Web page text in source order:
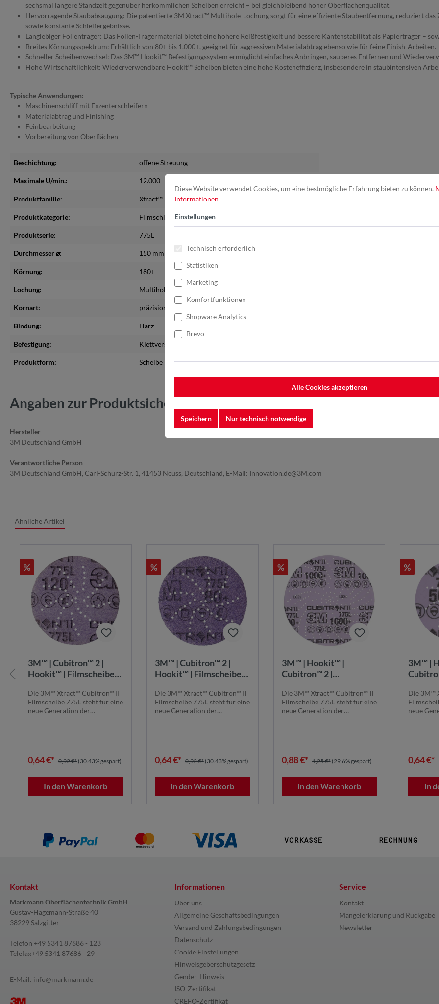
sechsmal längere Standzeit gegenüber herkömmlichen Scheiben erreicht – bei gleichbleibend hoher Oberflächenqualität.
Hervorragende Staubabsaugung: Die patentierte 3M Xtract™ Multihole-Lochung sorgt für eine effiziente Staubentfernung, reduziert
sowie konstante Schleifergebnisse.
Langlebiger Folienträger: Das Folien-Trägermaterial bietet eine höhere Reißfestigkeit und bessere Kantenstabilität als Papierträger –
Breites Körnungsspektrum: Erhältlich von 80+ bis 1.000+, geeignet für aggressiven Materialabtrag ebenso wie für feine Finish-Arbeiten.
Schneller Scheibenwechsel: Das 3M™ Hookit™ Befestigungssystem ermöglicht einfaches Anbringen, sauberes Entfernen und
Hohe Wirtschaftlichkeit: Wiederverwendbare Hookit™ Scheiben bieten eine hohe Kosteneffizienz, insbesondere in staubintensiven
Typische Anwendungen:
Maschinenschliff mit Exzenterschleifern
Materialabtrag und Finishing
Feinbearbeitung
Vorbereitung von Oberflächen
Beschichtung: offene Streuung
Maximale U/min.: 12.000
Produktfamilie: Xtract™
Produktkategorie: Filmschleifscheiben
Produktserie: 775L
Durchmesser ⌀: 150 mm
Körnung: 180+
Lochung: Multihole
Kornart: präzisionsgeformte Keramik
Bindung: Harz
Befestigung: Klettverschluss
Produktform: Scheibe
Angaben zur Produktsicherheit
Hersteller
3M Deutschland GmbH
Verantwortliche Person
3M Deutschland GmbH, Carl-Schurz-Str. 1, 41453 Neuss, Deutschland, E-Mail: Innovation.de@3M.com
Ähnliche Artikel
%
3M™ | Cubitron™ 2 |
Hookit™ | Filmscheibe
multihole
Die 3M™ Xtract™ Cubitron™ II
Filmscheibe 775L steht für eine
neue Generation der
0,64 €* 0,92 €* (30.43% gespart)
In den Warenkorb
%
3M™ | Cubitron™ 2 |
Hookit™ | Filmscheibe
multihole
Die 3M™ Xtract™ Cubitron™ II
Filmscheibe 775L steht für eine
neue Generation der
0,64 €* 0,92 €* (30.43% gespart)
In den Warenkorb
%
3M™ | Hookit™ |
Cubitron™ 2 |
mm, 1000+, ungelocht
Die 3M™ Xtract™ Cubitron™ II
Filmscheibe 775L steht für eine
neue Generation der
0,88 €* 1,25 €* (29.6% gespart)
In den Warenkorb
%
3M™ |
mm,
Die 3M™
neue
0,64 €*
In
Kontakt
Markmann Oberflächentechnik GmbH
Gustav-Hagemann-Straße 40
38229 Salzgitter
Telefon +49 5341 87686 - 123
Telefax+49 5341 87686 - 29
E-Mail: info@markmann.de
Informationen
Über uns
Allgemeine Geschäftsbedingungen
Versand und Zahlungsbedingungen
Datenschutz
Cookie Einstellungen
Hinweisgeberschutzgesetz
Gender-Hinweis
ISO-Zertifikat
CREFO-Zertifikat
Service
Kontakt
Mängelerklärung und Rückgabe
Newsletter
Diese Website verwendet Cookies, um eine bestmögliche Erfahrung bieten zu können.
Informationen ...
Einstellungen
Technisch erforderlich
Statistiken
Marketing
Komfortfunktionen
Shopware Analytics
Brevo
Alle Cookies akzeptieren
Speichern Nur technisch notwendige